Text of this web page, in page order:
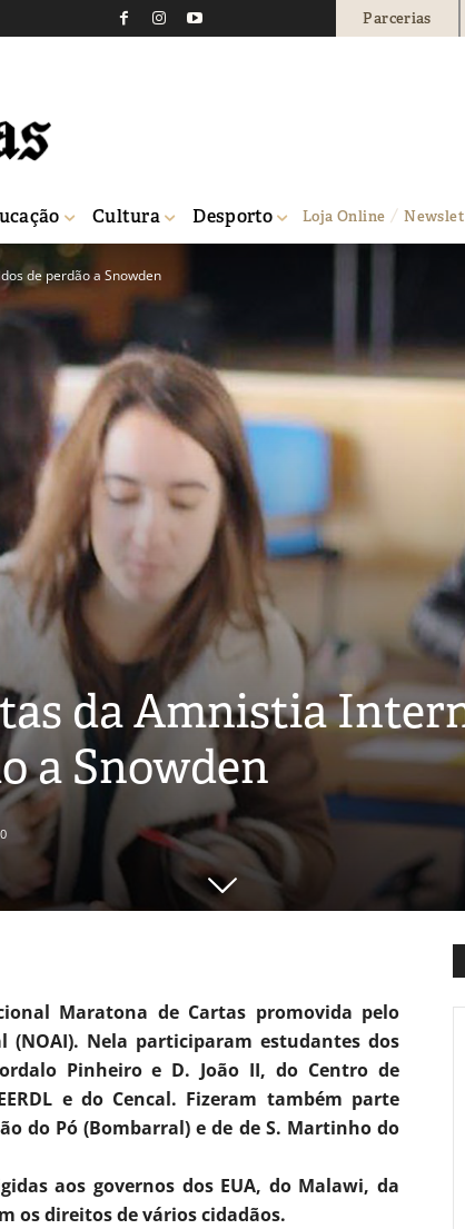
Parcerias
Cultura Desporto Loja Online
de perdão a Snowden
da Amnistia
a Snowden
0
Maratona de Cartas promovida pelo
Nela participaram estudantes dos
Pinheiro e D. João II, do Centro de
e do Cencal. Fizeram também parte
do Pó (Bombarral) e de de S. Martinho do
aos governos dos EUA, do Malawi, da
os direitos de vários cidadãos.